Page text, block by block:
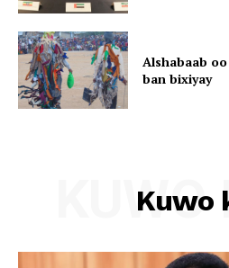
Alshabaab
ban bixiyay
Kuwo
KUWO